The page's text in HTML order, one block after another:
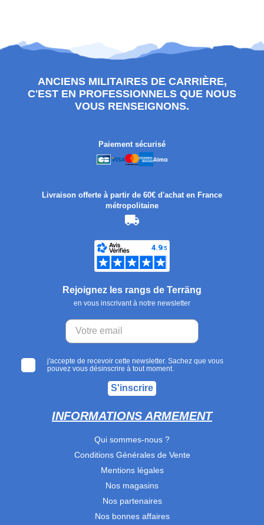
ANCIENS MILITAIRES DE CARRIÈRE,
C'EST EN PROFESSIONNELS QUE NOUS
VOUS RENSEIGNONS.
Paiement sécurisé
Livraison offerte à partir de 60€ d'achat en France
métropolitaine
Rejoignez les rangs de Terräng
en vous inscrivant à notre newsletter
j'accepte de recevoir cette newsletter. Sachez que vous
pouvez vous désinscrire à tout moment.
S'inscrire
INFORMATIONS ARMEMENT
Qui sommes-nous ?
Conditions Générales de Vente
Mentions légales
Nos magasins
Nos partenaires
Nos bonnes affaires